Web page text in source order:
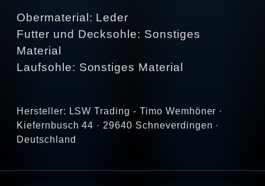
Obermaterial: Leder
Futter und Decksohle: Sonstiges
Material
Laufsohle: Sonstiges Material
Hersteller: LSW Trading - Timo Wemhöner ·
Kiefernbusch 44 · 29640 Schneverdingen ·
Deutschland